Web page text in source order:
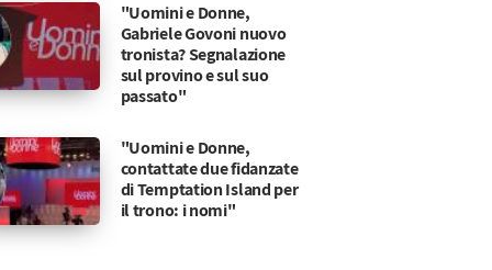
"Uomini e Donne,
Gabriele Govoni nuovo
tronista? Segnalazione
sul provino e sul suo
passato"
"Uomini e Donne,
contattate due fidanzate
di Temptation Island per
il trono: i nomi"